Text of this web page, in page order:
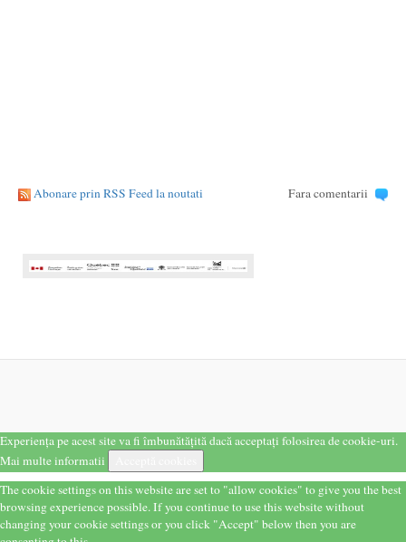
Abonare prin RSS Feed la noutati Fara comentarii
Experiența pe acest site va fi îmbunătățită dacă acceptați folosirea de cookie-uri.
Mai multe informatii
The cookie settings on this website are set to "allow cookies" to give you the best
browsing experience possible. If you continue to use this website without
changing your cookie settings or you click "Accept" below then you are